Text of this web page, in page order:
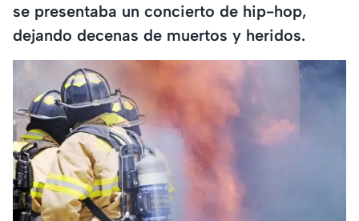
se presentaba un concierto de hip-hop,
dejando decenas de muertos y heridos.